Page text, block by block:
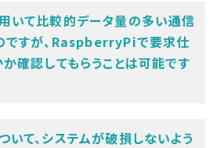
て比較的データ量の多い通信
ですが、RaspberryPiで要求仕
確認してもらうことは可能です
て、システムが破損しないよう